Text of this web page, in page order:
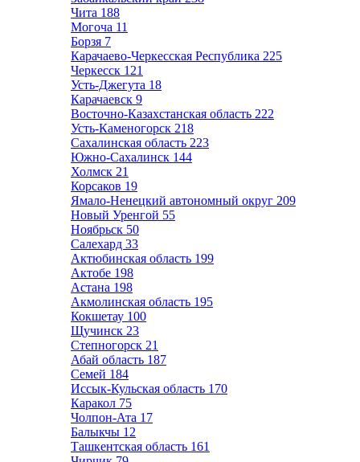
Чита 188
Могоча 11
Борзя 7
Карачаево-Черкесская Республика 225
Черкесск 121
Усть-Джегута 18
Карачаевск 9
Восточно-Казахстанская область 222
Усть-Каменогорск 218
Сахалинская область 223
Южно-Сахалинск 144
Холмск 21
Корсаков 19
Ямало-Ненецкий автономный округ 209
Новый Уренгой 55
Ноябрьск 50
Салехард 33
Актюбинская область 199
Актобе 198
Астана 198
Акмолинская область 195
Кокшетау 100
Щучинск 23
Степногорск 21
Абай область 187
Семей 184
Иссык-Кульская область 170
Каракол 75
Чолпон-Ата 17
Балыкчы 12
Ташкентская область 161